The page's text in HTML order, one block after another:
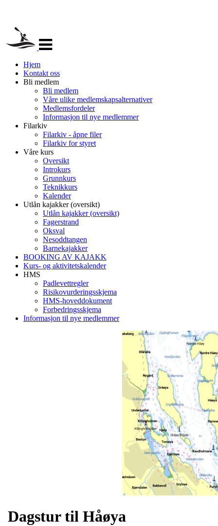
navigasjon
Hjem
Kontakt oss
Bli medlem
Bli medlem
Våre ulike medlemskapsalternativer
Medlemsfordeler
Informasjon til nye medlemmer
Filarkiv
Filarkiv - åpne filer
Filarkiv for styret
Våre kurs
Oversikt
Introkurs
Grunnkurs
Teknikkurs
Kalender
Utlån kajakker (oversikt)
Utlån kajakker (oversikt)
Fagerstrand
Oksval
Nesoddtangen
Barnekajakker
BOOKING AV KAJAKK
Kurs- og aktivitetskalender
HMS
Padlevettregler
Risikovurderingsskjema
HMS-hoveddokument
Forbedringsskjema
Informasjon til nye medlemmer
Dagstur til Håøya